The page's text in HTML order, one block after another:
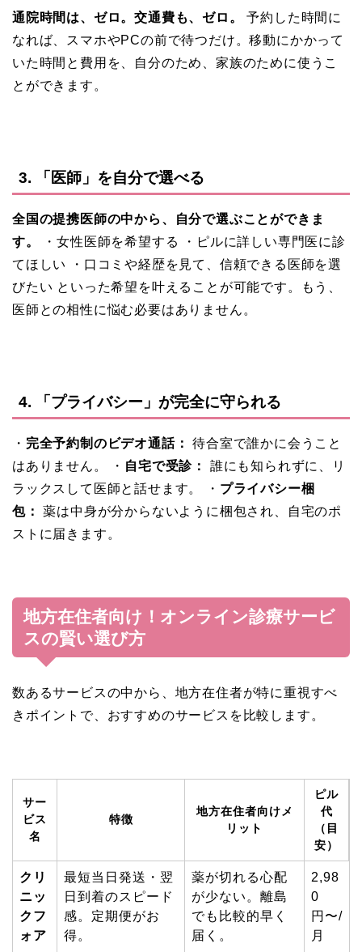
通院時間は、ゼロ。交通費も、ゼロ。
予約した時間に
なれば、スマホやPCの前で待つだけ。移動にかかって
いた時間と費用を、自分のため、家族のために使うこ
とができます。
3. 「医師」を自分で選べる
全国の提携医師の中から、自分で選ぶことができま
す。
・女性医師を希望する ・ピルに詳しい専門医に診
てほしい ・口コミや経歴を見て、信頼できる医師を選
びたい といった希望を叶えることが可能です。もう、
医師との相性に悩む必要はありません。
4. 「プライバシー」が完全に守られる
・ 完全予約制のビデオ通話：
待合室で誰かに会うこと
はありません。 ・ 自宅で受診：
誰にも知られずに、リ
ラックスして医師と話せます。 ・ プライバシー梱
包：
薬は中身が分からないように梱包され、自宅のポ
ストに届きます。
地方在住者向け！オンライン診療サービ
スの賢い選び方
数あるサービスの中から、地方在住者が特に重視すべ
きポイントで、おすすめのサービスを比較します。
サー
ビス
名
特徴
地方在住者向けメ
リット
ピル
代
（目
安）
クリ
ニッ
クフ
ォア
最短当日発送・翌
日到着のスピード
感。定期便がお
得。
薬が切れる心配
が少ない。離島
でも比較的早く
届く。
2,98
0
円〜/
月